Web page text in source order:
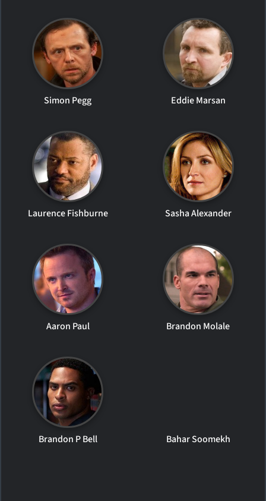
Simon Pegg Eddie Marsan
Laurence Fishburne Sasha Alexander
Aaron Paul Brandon Molale
Brandon P Bell Bahar Soomekh